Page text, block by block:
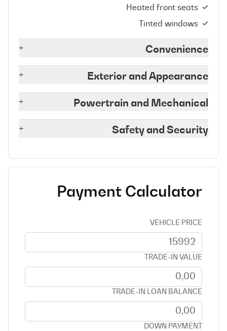
Heated front seats
Tinted windows
Convenience
+
Exterior and Appearance
+
Powertrain and Mechanical
+
Safety and Security
+
Payment Calculator
VEHICLE PRICE
TRADE-IN VALUE
TRADE-IN LOAN BALANCE
DOWN PAYMENT